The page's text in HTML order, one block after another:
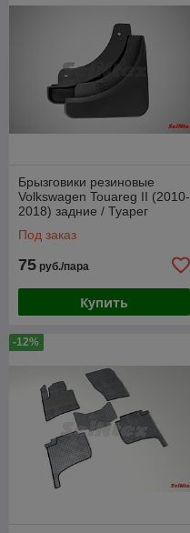
Брызговики резиновые
Volkswagen Touareg II (2010-
2018) задние / Туарег
Под заказ
75 руб./пара
Купить
-12%